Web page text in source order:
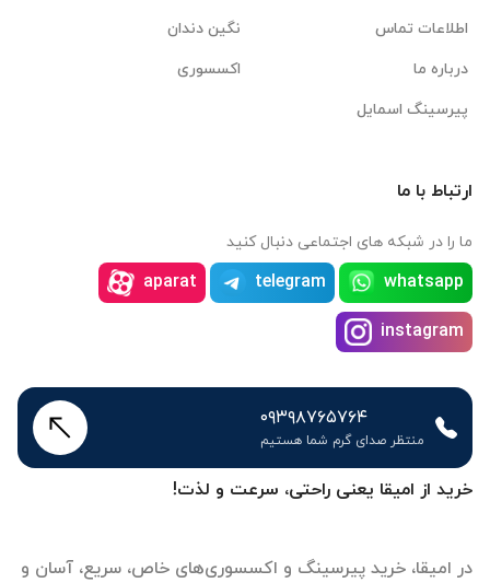
خرید از امیقا یعنی راحتی، سرعت و لذت!
در امیقا، خرید پیرسینگ و اکسسوری‌های خاص، سریع، آسان و
اطلاعات تماس
درباره ما
پیرسینگ اسمایل
نگین دندان
اکسسوری
ارتباط با ما
ما را در شبکه های اجتماعی دنبال کنید
whatsapp
telegram
aparat
instagram
۰۹۳۹۸۷۶۵۷۶۴
منتظر صدای گرم شما هستیم